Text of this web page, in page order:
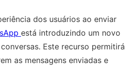
dos usuários ao enviar
está introduzindo um novo
Este recurso permitirá
as mensagens enviadas e